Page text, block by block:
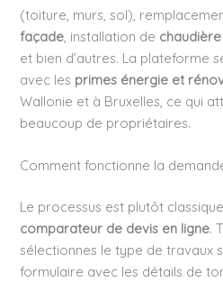
(toiture, murs, sol),
façade, installation de chaudière
et bien d’autres. La plateforme
avec les primes énergie et
Wallonie et à Bruxelles, ce qui
beaucoup de propriétaires.
Comment fonctionne la
Le processus est plutôt
comparateur de devis en ligne.
sélectionnes le type de travaux
formulaire avec les détails de